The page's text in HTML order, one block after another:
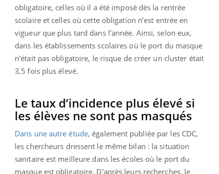
obligatoire, celles où il a été imposé dès la rentrée
scolaire et celles où cette obligation n’est entrée en
vigueur que plus tard dans l’année. Ainsi, selon eux,
dans les établissements scolaires où le port du masque
n’était pas obligatoire, le risque de créer un cluster était
3,5 fois plus élevé.
Le taux d’incidence plus élevé si
les élèves ne sont pas masqués
Dans une autre étude, également publiée par les CDC,
les chercheurs dressent le même bilan : la situation
sanitaire est meilleure dans les écoles où le port du
masque est obligatoire. D’après leurs recherches, le